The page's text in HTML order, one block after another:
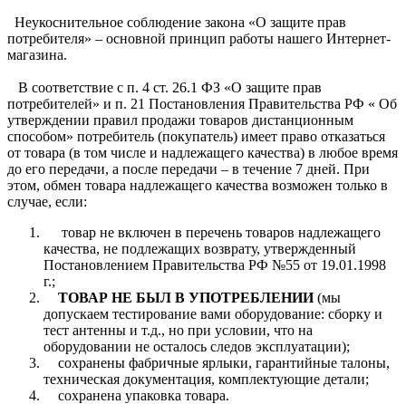
Неукоснительное соблюдение закона «О защите прав
потребителя» – основной принцип работы нашего Интернет-
магазина.
В соответствие с п. 4 ст. 26.1 ФЗ «О защите прав
потребителей» и п. 21 Постановления Правительства РФ « Об
утверждении правил продажи товаров дистанционным
способом» потребитель (покупатель) имеет право отказаться
от товара (в том числе и надлежащего качества) в любое время
до его передачи, а после передачи – в течение 7 дней. При
этом, обмен товара надлежащего качества возможен только в
случае, если:
товар не включен в перечень товаров надлежащего
качества, не подлежащих возврату, утвержденный
Постановлением Правительства РФ №55 от 19.01.1998
г.;
ТОВАР НЕ БЫЛ В УПОТРЕБЛЕНИИ(мы
допускаем тестирование вами оборудование: сборку и
тест антенны и т.д., но при условии, что на
оборудовании не осталось следов эксплуатации);
сохранены фабричные ярлыки, гарантийные талоны,
техническая документация, комплектующие детали;
сохранена упаковка товара.